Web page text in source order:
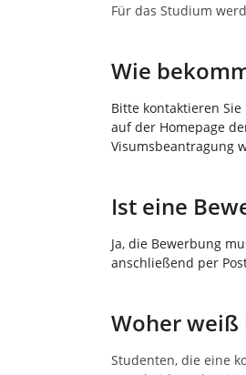
Für das Studium
Wie
Bitte kontaktieren
auf der Homepage
Visumsbeantragung
Ist eine
Ja, die Bewerbung
anschließend per
Woher weiß
Studenten, die eine